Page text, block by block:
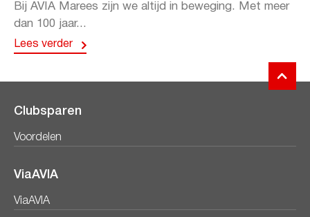
Bij AVIA Marees zijn we altijd in beweging. Met meer
dan 100 jaar...
Lees verder
Clubsparen
Voordelen
ViaAVIA
ViaAVIA